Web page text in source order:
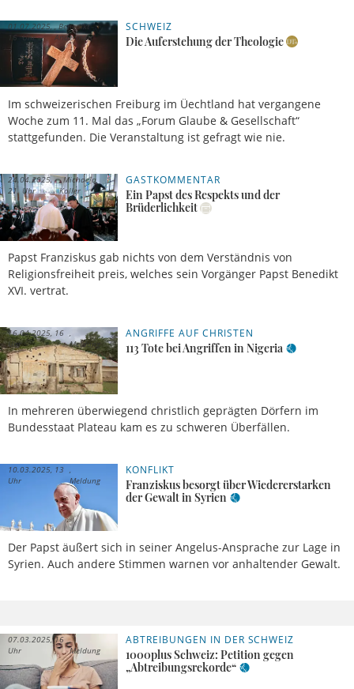
SCHWEIZ
Die Auferstehung der Theologie
Im schweizerischen Freiburg im Üechtland hat vergangene
Woche zum 11. Mal das „Forum Glaube & Gesellschaft“
stattgefunden. Die Veranstaltung ist gefragt wie nie.
01.07.2025,
16 Uhr
Benedikt
Andermatt
GASTKOMMENTAR
Ein Papst des Respekts und der
Brüderlichkeit
Papst Franziskus gab nichts von dem Verständnis von
Religionsfreiheit preis, welches sein Vorgänger Papst Benedikt
XVI. vertrat.
24.04.2025,
21 Uhr
Michaela
Koller
ANGRIFFE AUF CHRISTEN
113 Tote bei Angriffen in Nigeria
In mehreren überwiegend christlich geprägten Dörfern im
Bundesstaat Plateau kam es zu schweren Überfällen.
16.04.2025, 16
Uhr
Meldung
KONFLIKT
Franziskus besorgt über Wiedererstarken
der Gewalt in Syrien
Der Papst äußert sich in seiner Angelus-Ansprache zur Lage in
Syrien. Auch andere Stimmen warnen vor anhaltender Gewalt.
10.03.2025, 13
Uhr
Meldung
ABTREIBUNGEN IN DER SCHWEIZ
1000plus Schweiz: Petition gegen
„Abtreibungsrekorde“
07.03.2025, 16
Uhr
Meldung